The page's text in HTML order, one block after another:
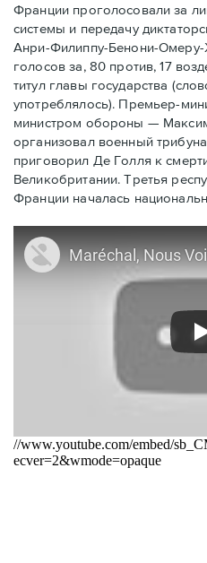
Франции проголосовали за
системы и передачу
Анри-Филиппу-Бенони-
голосов за, 80 против, 17
титул главы государства
употреблялось). Премьер-
министром обороны —
организовал военный
приговорил Де Голля к
Великобритании. Третья
Франции началась